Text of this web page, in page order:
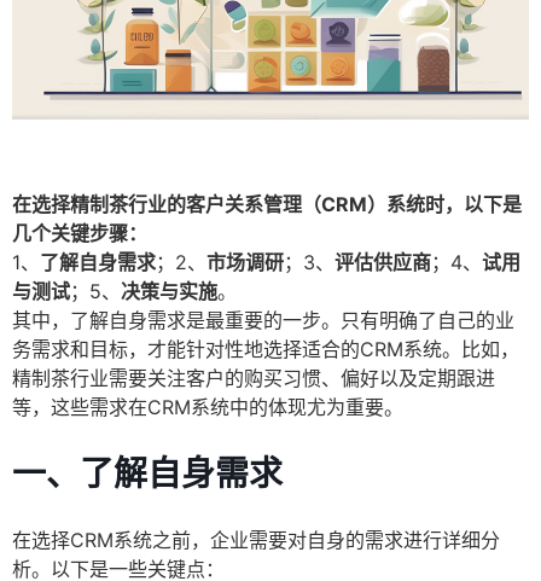
在选择精制茶行业的客户关系管理（CRM）系统时，以下是
几个关键步骤：
1、 了解自身需求；2、 市场调研；3、 评估供应商；4、 试用
与测试；5、 决策与实施。
其中，了解自身需求是最重要的一步。只有明确了自己的业
务需求和目标，才能针对性地选择适合的CRM系统。比如，
精制茶行业需要关注客户的购买习惯、偏好以及定期跟进
等，这些需求在CRM系统中的体现尤为重要。
一、了解自身需求
在选择CRM系统之前，企业需要对自身的需求进行详细分
析。以下是一些关键点：